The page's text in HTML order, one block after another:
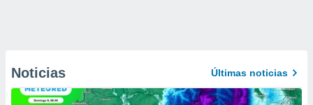
Noticias Últimas noticias